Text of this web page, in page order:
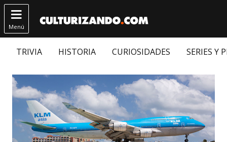

Menú
TRIVIA HISTORIA CURIOSIDADES SERIES Y